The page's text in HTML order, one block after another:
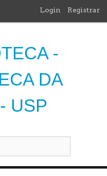
Login Registrar
-
DA
USP